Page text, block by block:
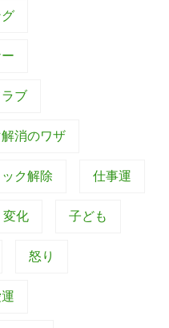
ブ
解消のワザ
ク解除 仕事運
変化 子ども
怒り